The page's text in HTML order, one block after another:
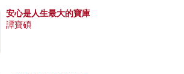
安心是人生最大的寶庫
譚寶碩